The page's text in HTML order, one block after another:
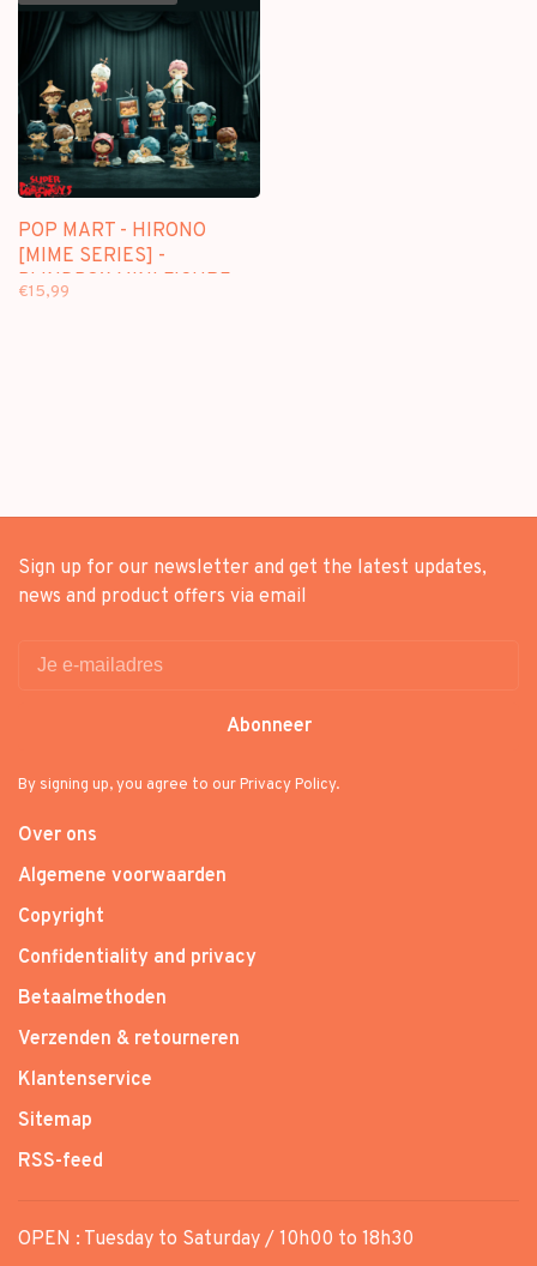
POP MART - HIRONO
[MIME SERIES] -
BLINDBOX MINI FIGURE
€15,99
Sign up for our newsletter and get the latest updates,
news and product offers via email
Abonneer
By signing up, you agree to our Privacy Policy.
Over ons
Algemene voorwaarden
Copyright
Confidentiality and privacy
Betaalmethoden
Verzenden & retourneren
Klantenservice
Sitemap
RSS-feed
OPEN : Tuesday to Saturday / 10h00 to 18h30